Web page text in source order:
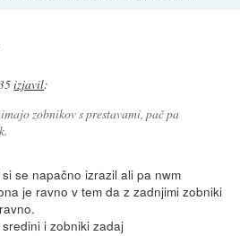
izjavil:
zobnikov s prestavami, pač pa
se napačno izrazil ali pa nwm
je ravno v tem da z zadnjimi zobniki
i zobniki zadaj